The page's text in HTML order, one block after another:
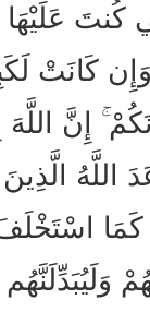
كُنتَ عَلَيْهَا
كَانَتْ
إِنَّ
وَعَدَ